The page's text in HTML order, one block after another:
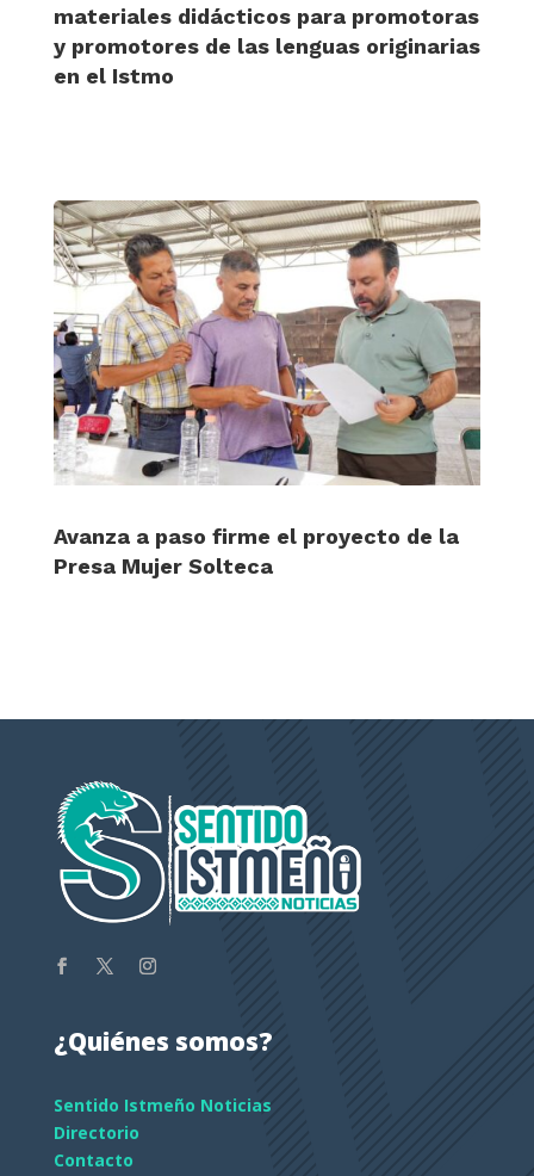
materiales didácticos para promotoras
y promotores de las lenguas originarias
en el Istmo
Avanza a paso firme el proyecto de la
Presa Mujer Solteca
¿Quiénes somos?
Sentido Istmeño Noticias
Directorio
Contacto